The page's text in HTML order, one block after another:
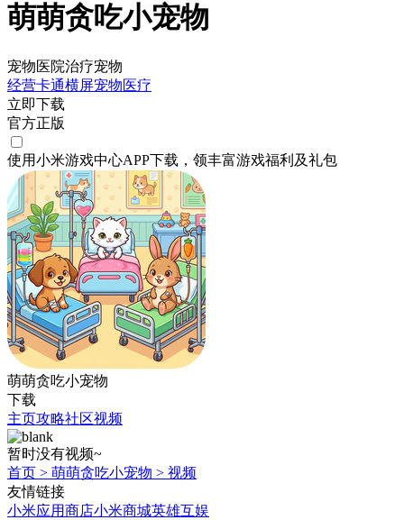
萌萌贪吃小宠物
宠物医院治疗宠物
经营卡通横屏宠物医疗
立即下载
官方正版
使用小米游戏中心APP下载 ，领丰富游戏福利 及礼包
萌萌贪吃小宠物
下载
主页攻略社区视频
暂时没有视频~
首页 > 萌萌贪吃小宠物 > 视频
友情链接
小米应用商店小米商城英雄互娱